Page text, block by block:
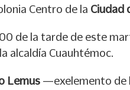
Centro de la Ciudad
de la tarde de este
alcaldía Cuauhtémoc.
Lemus —exelemento de